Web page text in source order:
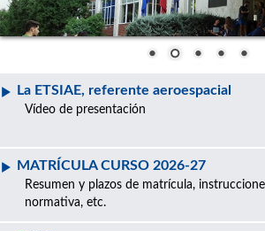
La ETSIAE, referente aeroespacial
Vídeo de presentación
MATRÍCULA CURSO 2026-27
Resumen y plazos de matrícula,
normativa, etc.